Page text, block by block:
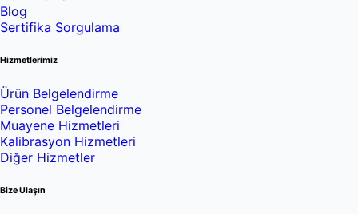
Blog
Sertifika Sorgulama
Hizmetlerimiz
Ürün Belgelendirme
Personel Belgelendirme
Muayene Hizmetleri
Kalibrasyon Hizmetleri
Diğer Hizmetler
Bize Ulaşın